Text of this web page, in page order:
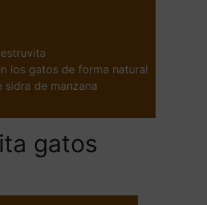
los gatos de forma natural
de manzana
gatos